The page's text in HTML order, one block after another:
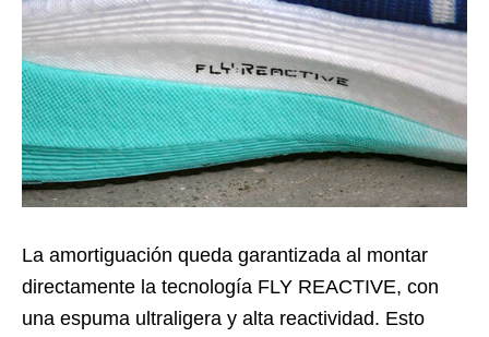
La amortiguación queda garantizada al montar
directamente la tecnología FLY REACTIVE, con
una espuma ultraligera y alta reactividad. Esto